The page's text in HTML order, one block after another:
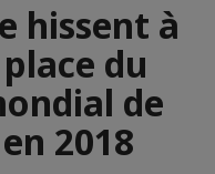
hissent à
du
de
2018